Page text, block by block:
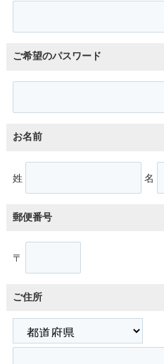
ご希望のパスワード
お名前
姓 名
郵便番号
〒
ご住所